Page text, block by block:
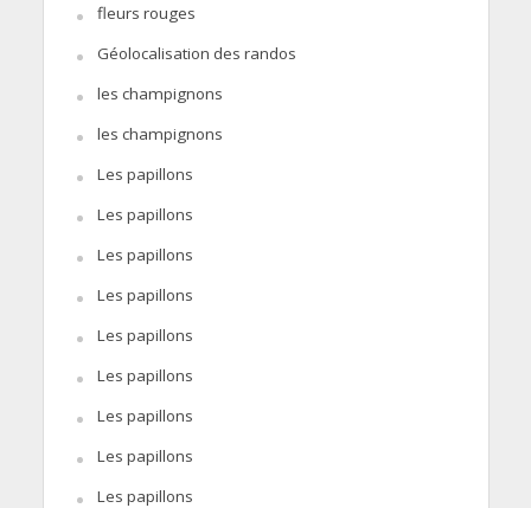
fleurs rouges
Géolocalisation des randos
les champignons
les champignons
Les papillons
Les papillons
Les papillons
Les papillons
Les papillons
Les papillons
Les papillons
Les papillons
Les papillons